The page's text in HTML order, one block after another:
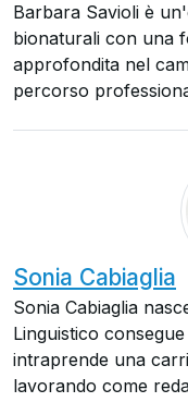
Barbara Savioli è
bionaturali con una
approfondita nel
percorso
Sonia Cabiaglia
Sonia Cabiaglia
Linguistico
intraprende una
lavorando come